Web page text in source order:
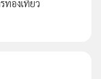
ท่องเที่ยว